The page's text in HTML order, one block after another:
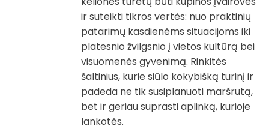
ir suteikti tikros vertės: nuo praktinių
patarimų kasdienėms situacijoms iki
platesnio žvilgsnio į vietos kultūrą bei
visuomenės gyvenimą. Rinkitės
šaltinius, kurie siūlo kokybišką turinį ir
padeda ne tik susiplanuoti maršrutą,
bet ir geriau suprasti aplinką, kurioje
lankotės.